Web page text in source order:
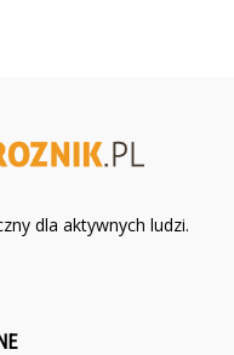
dla aktywnych ludzi.